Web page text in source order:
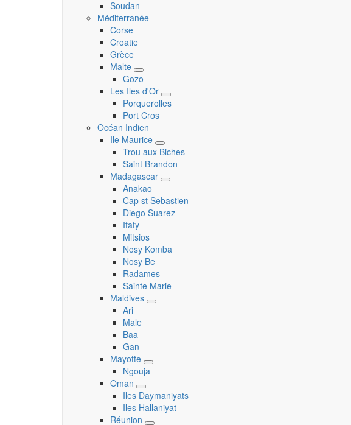
Soudan
Méditerranée
Corse
Croatie
Grèce
Malte
Toggle
submenu
Gozo
Les Iles d'Or
Toggle
Porquerolles
Port Cros
Océan Indien
Ile Maurice
Toggle
submenu
Trou aux Biches
Saint Brandon
Madagascar
submenu
Anakao
Cap st Sebastien
Diego Suarez
Ifaty
Mitsios
Nosy Komba
Nosy Be
Radames
Sainte Marie
Maldives
Ari
Male
Baa
Gan
Mayotte
Toggle
Ngouja
Oman
Toggle
submenu
Iles Daymaniyats
Iles Hallaniyat
Réunion